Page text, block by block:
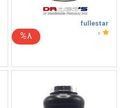
fullestar
0
%8